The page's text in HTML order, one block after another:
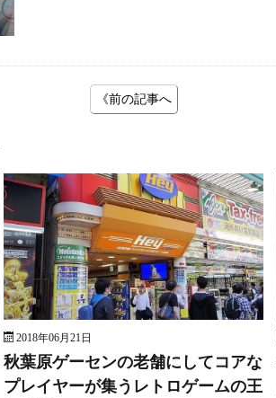
《前の記事へ
2018年06月21日
秋葉原ゲーセンの老舗にしてコアな
プレイヤーが集うレトロゲームの王